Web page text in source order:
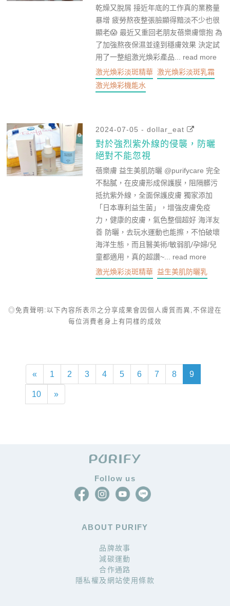
乾燥又脫屑 接近年底的工作真的業務量
暴增 疲勞熬夜整張臉顯得黯淡不少也很
顯老😱 最近又重回老朋友蓓樂膚懷抱 為
了加強熬夜保濕並達到穩膚效果 決定試
用了一整組激光煥彩產品... read more
激光煥彩淡斑精華 激光煥彩淡斑乳霜
激光煥彩機能水
2024-07-05 - dollar_eat
對於強烈紫外線的侵襲，防曬
絕對不能忽視
蓓樂膚 益生美肌防曬 @purifycare 完全
不黏膩，在皮膚形成保護膜，阻隔髒污
抵抗紫外線，全面保護皮膚 獨家添加
「日本專利益生菌」，增強皮膚免疫
力，健康的皮膚，氣色整個超好 海洋友
善 防曬，去玩水運動也能擦，不怕破壞
海洋生態，而且醫美術/敏弱肌/孕婦/兒
童都適用，真的超讚~... read more
激光煥彩淡斑精華 益生美肌防曬乳
◎免責聲明:以下內容所表示之分享成果會因個人膚質而異,不保證在
每位消費者身上有同樣的成效
« 1 2 3 4 5 6 7 8 9
10 »
Follow us
ABOUT PURIFY
品牌故事
減碳運動
合作通路
隱私權及網站使用條款